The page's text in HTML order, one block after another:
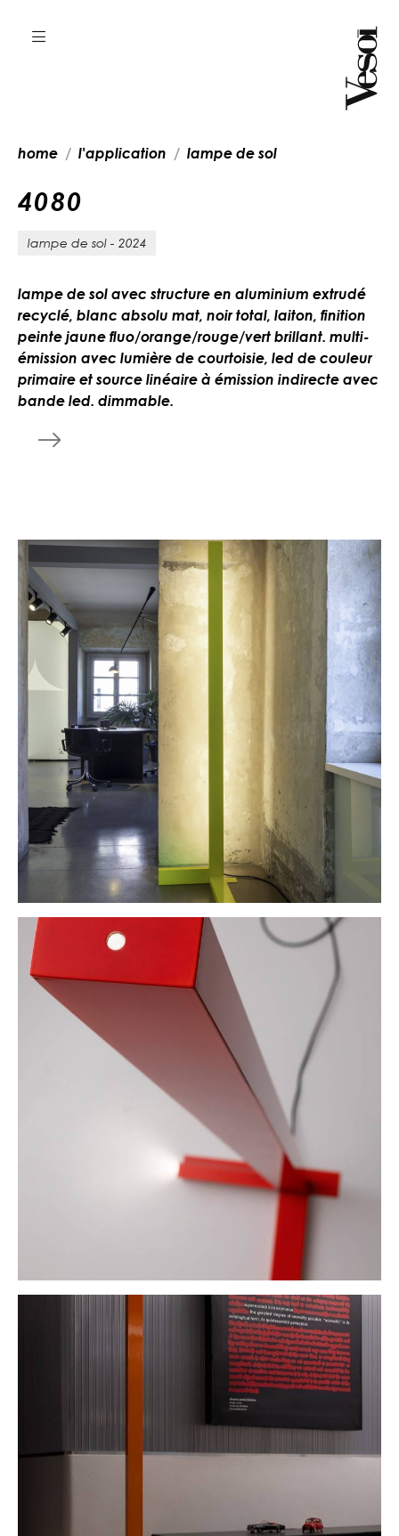
home l'application lampe de sol
4080
lampe de sol - 2024
lampe de sol avec structure en aluminium extrudé
recyclé, blanc absolu mat, noir total, laiton, finition
peinte jaune fluo/orange/rouge/vert brillant. multi-
émission avec lumière de courtoisie, led de couleur
primaire et source linéaire à émission indirecte avec
bande led. dimmable.